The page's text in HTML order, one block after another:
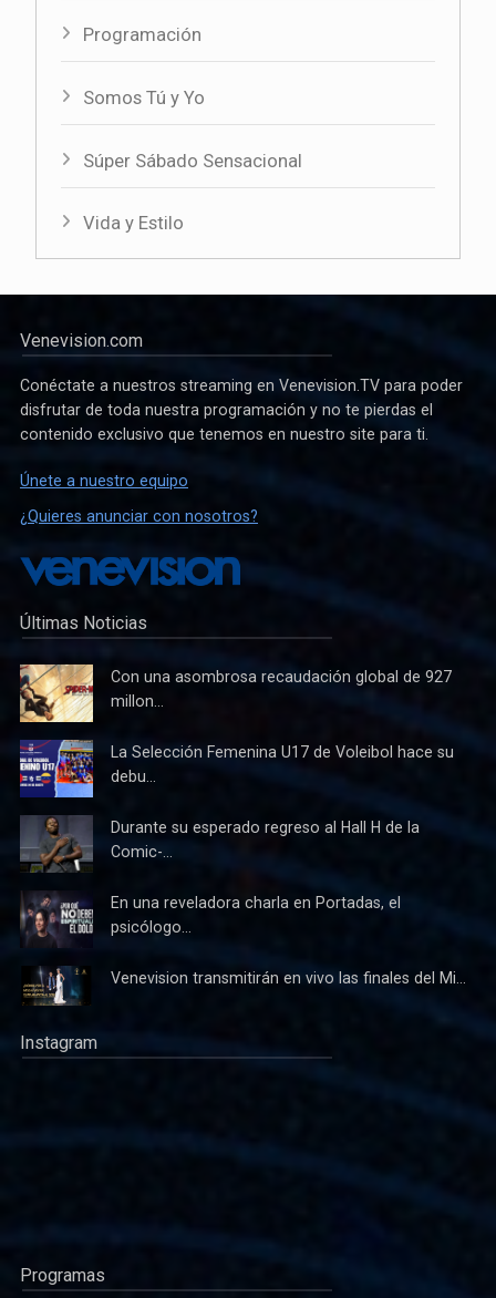
Programación
Somos Tú y Yo
Súper Sábado Sensacional
Vida y Estilo
Venevision.com
Conéctate a nuestros streaming en Venevision.TV para poder
disfrutar de toda nuestra programación y no te pierdas el
contenido exclusivo que tenemos en nuestro site para ti.
Únete a nuestro equipo
¿Quieres anunciar con nosotros?
Últimas Noticias
Con una asombrosa recaudación global de 927
millon...
La Selección Femenina U17 de Voleibol hace su
debu...
Durante su esperado regreso al Hall H de la
Comic-...
En una reveladora charla en Portadas, el
psicólogo...
Venevision transmitirán en vivo las finales del Mi...
Instagram
Programas